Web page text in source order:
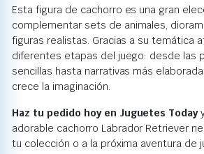
Esta figura de cachorro es una gran
complementar sets de animales,
figuras realistas. Gracias a su temática
diferentes etapas del juego: desde las
sencillas hasta narrativas más
crece la imaginación.
Haz tu pedido hoy en Juguetes Today
adorable cachorro Labrador Retriever
tu colección o a la próxima aventura de